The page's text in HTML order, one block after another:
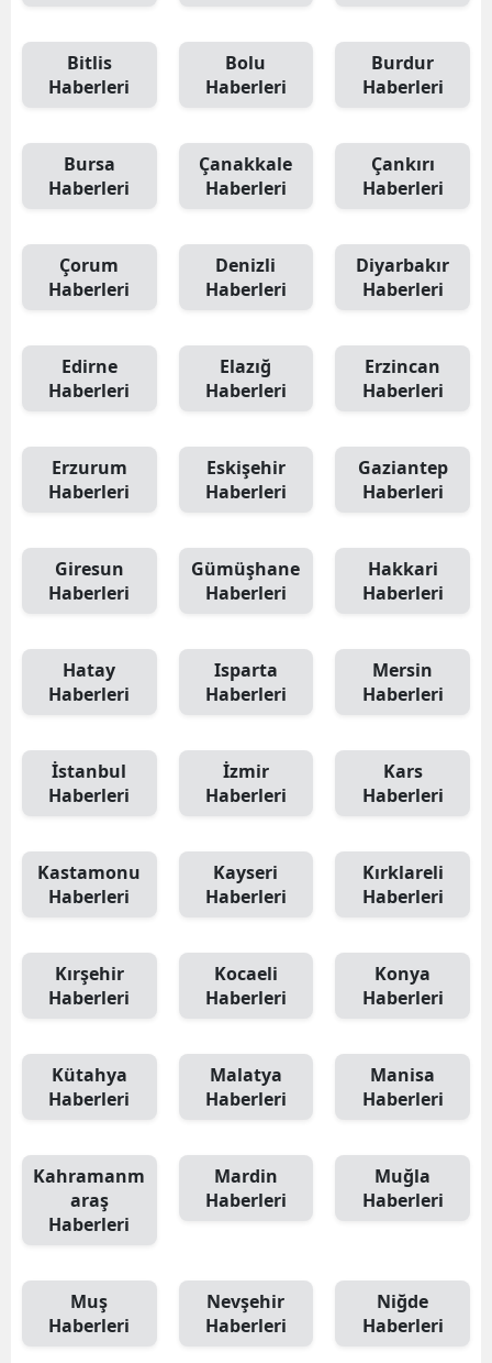
Bitlis
Haberleri
Bolu
Haberleri
Burdur
Haberleri
Bursa
Haberleri
Çanakkale
Haberleri
Çankırı
Haberleri
Çorum
Haberleri
Denizli
Haberleri
Diyarbakır
Haberleri
Edirne
Haberleri
Elazığ
Haberleri
Erzincan
Haberleri
Erzurum
Haberleri
Eskişehir
Haberleri
Gaziantep
Haberleri
Giresun
Haberleri
Gümüşhane
Haberleri
Hakkari
Haberleri
Hatay
Haberleri
Isparta
Haberleri
Mersin
Haberleri
İstanbul
Haberleri
İzmir
Haberleri
Kars
Haberleri
Kastamonu
Haberleri
Kayseri
Haberleri
Kırklareli
Haberleri
Kırşehir
Haberleri
Kocaeli
Haberleri
Konya
Haberleri
Kütahya
Haberleri
Malatya
Haberleri
Manisa
Haberleri
Kahramanm
araş
Haberleri
Mardin
Haberleri
Muğla
Haberleri
Muş
Haberleri
Nevşehir
Haberleri
Niğde
Haberleri